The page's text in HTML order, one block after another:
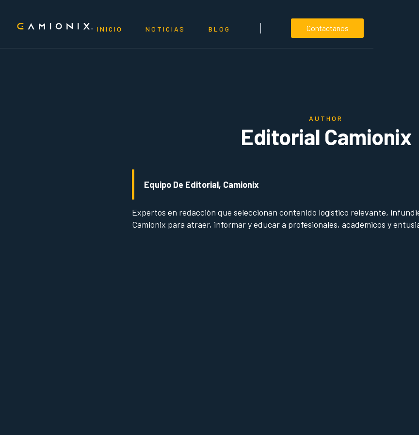
INICIO NOTICIAS BLOG Contactanos
AUTHOR
Editorial Camionix
Equipo De Editorial, Camionix
Expertos en redacción que seleccionan contenido logístico relevante,
Camionix para atraer, informar y educar a profesionales, académicos y